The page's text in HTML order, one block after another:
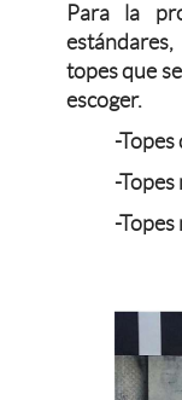
Para la
estándares,
topes que
escoger.
-Topes
-Topes
-